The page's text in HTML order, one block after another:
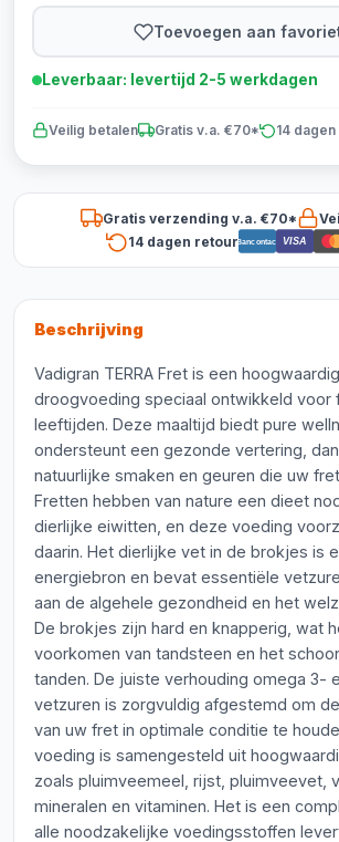
Toevoegen aan
Leverbaar: levertijd 2-5 werkdagen
Veilig betalen Gratis v.a. €70* 14
Gratis verzending v.a. €70*
14 dagen retourBancontact VISA
Beschrijving
Vadigran TERRA Fret is een
droogvoeding speciaal ontwikkeld voor
leeftijden. Deze maaltijd biedt pure
ondersteunt een gezonde vertering,
natuurlijke smaken en geuren die uw
Fretten hebben van nature een dieet
dierlijke eiwitten, en deze voeding
daarin. Het dierlijke vet in de brokjes is
energiebron en bevat essentiële
aan de algehele gezondheid en het
De brokjes zijn hard en knapperig, wat
voorkomen van tandsteen en het
tanden. De juiste verhouding omega 3-
vetzuren is zorgvuldig afgestemd om
van uw fret in optimale conditie te
voeding is samengesteld uit
zoals pluimveemeel, rijst, pluimveevet,
mineralen en vitaminen. Het is een
alle noodzakelijke voedingsstoffen